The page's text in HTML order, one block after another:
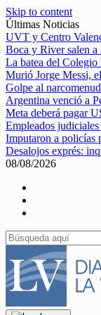
Skip to content
Últimas Noticias
UVT y Centro
Boca y River salen a
La batea del
Murió Jorge Messi,
Golpe al
Argentina venció a
Meta deberá pagar
Empleados
Imputaron a policías
Desalojos exprés:
08/08/2026